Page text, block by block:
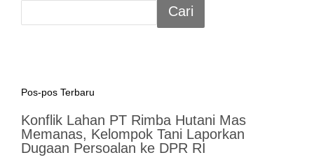
Cari
Pos-pos Terbaru
Konflik Lahan PT Rimba Hutani Mas
Memanas, Kelompok Tani Laporkan
Dugaan Persoalan ke DPR RI